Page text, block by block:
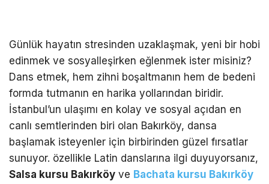
Günlük hayatın stresinden uzaklaşmak, yeni bir hobi
edinmek ve sosyalleşirken eğlenmek ister misiniz?
Dans etmek, hem zihni boşaltmanın hem de bedeni
formda tutmanın en harika yollarından biridir.
İstanbul’un ulaşımı en kolay ve sosyal açıdan en
canlı semtlerinden biri olan Bakırköy, dansa
başlamak isteyenler için birbirinden güzel fırsatlar
sunuyor. özellikle Latin danslarına ilgi duyuyorsanız,
Salsa kursu Bakırköy ve Bachata kursu Bakırköy